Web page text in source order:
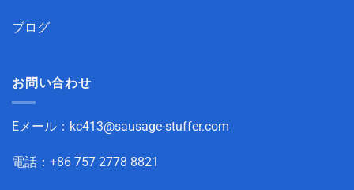
ブログ
お問い合わせ
Eメール： kc413@sausage-stuffer.com
電話：+86 757 2778 8821